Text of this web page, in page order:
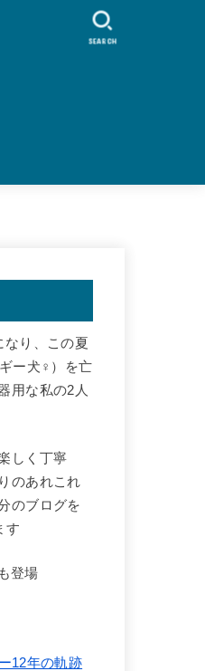
SEARCH
り、この夏
ー犬♀）を亡
用な私の2人
しく丁寧
のあれこれ
のブログを
す
登場
12年の軌跡